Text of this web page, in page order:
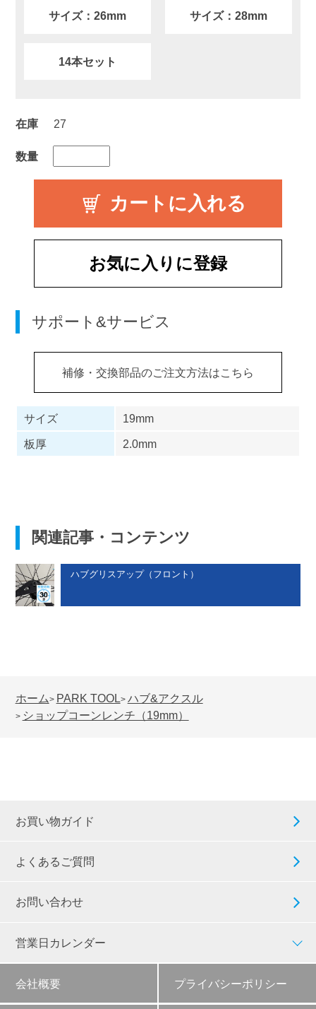
サイズ：26mm サイズ：28mm
14本セット
在庫 27
数量
お気に入りに登録
サポート&サービス
補修・交換部品のご注文方法はこちら
サイズ
19mm
板厚
2.0mm
関連記事・コンテンツ
ハブグリスアップ（フロント）
ホーム> PARK TOOL> ハブ&アクスル
> ショップコーンレンチ（19mm）
お買い物ガイド
よくあるご質問
お問い合わせ
営業日カレンダー
会社概要 プライバシーポリシー